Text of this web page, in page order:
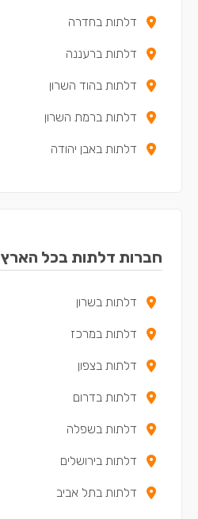
דלתות בחדרה
דלתות ברעננה
דלתות בהוד השרון
דלתות ברמת השרון
דלתות באבן יהודה
דלתות בכפר יונה
דלתות בקדימה-צורן
דלתות באור עקיבא
דלתות בבנימינה-גבעת עדה
דלתות בתל מונד
דלתות בכוכב יאיר - צור יגאל
דלתות באלפי מנשה
דלתות בטירה
דלתות במעלה עירון
חברות דלתות בכל הארץ
דלתות בשרון
דלתות במרכז
דלתות בצפון
דלתות בדרום
דלתות בשפלה
דלתות בירושלים
דלתות בתל אביב